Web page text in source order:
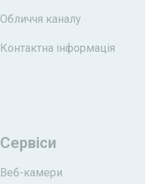
Обличчя каналу
Контактна інформація
Сервіси
Веб-камери